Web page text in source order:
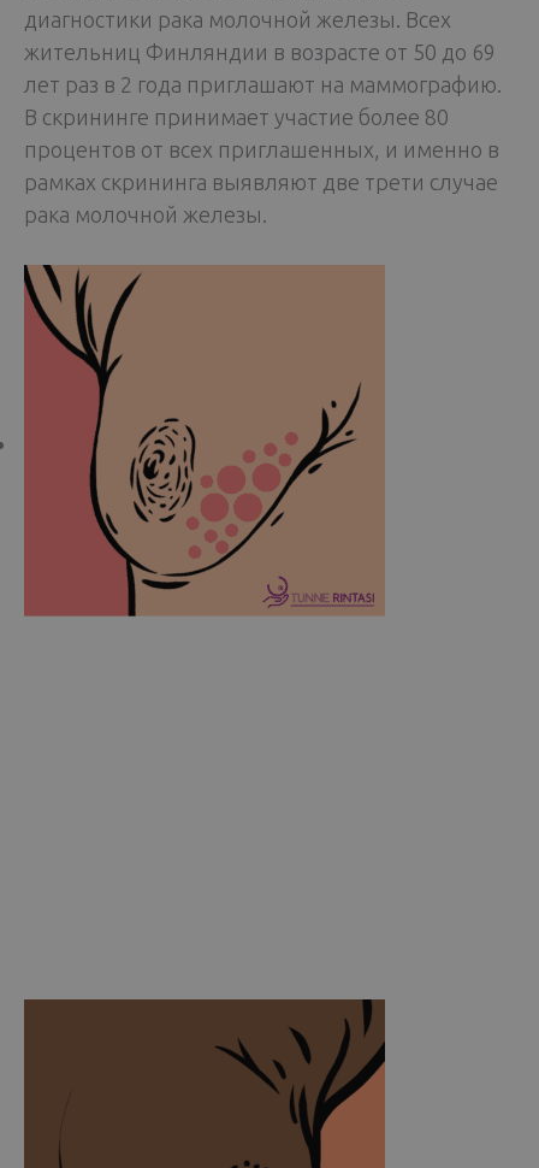
диагностики рака молочной железы. Всех
жительниц Финляндии в возрасте от 50 до 69
лет раз в 2 года приглашают на маммографию.
В скрининге принимает участие более 80
процентов от всех приглашенных, и именно в
рамках скрининга выявляют две трети случае
рака молочной железы.